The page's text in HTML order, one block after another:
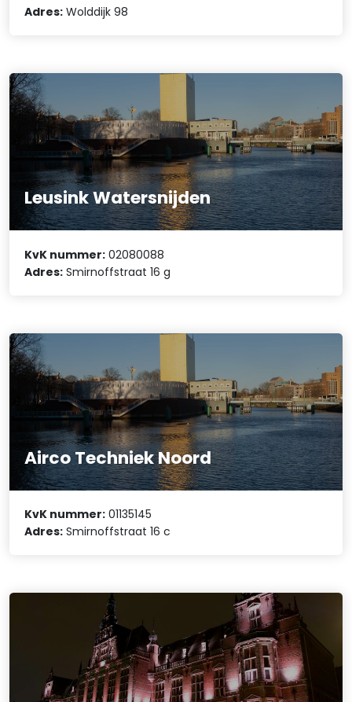
Adres: Wolddijk 98
Leusink Watersnijden
KvK nummer: 02080088
Adres: Smirnoffstraat 16 g
Airco Techniek Noord
KvK nummer: 01135145
Adres: Smirnoffstraat 16 c